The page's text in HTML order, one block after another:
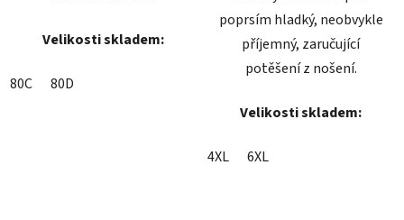
Velikosti skladem:
80C 80D
poprsím hladký, neobvykle
příjemný, zaručující
potěšení z nošení.
Velikosti skladem:
4XL 6XL